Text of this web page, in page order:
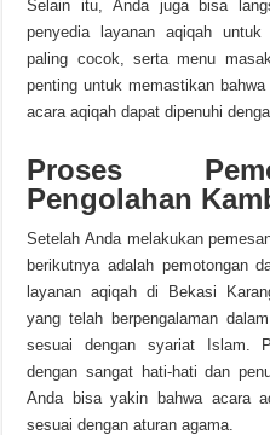
Selain itu, Anda juga bisa
penyedia layanan aqiqah
paling cocok, serta menu
penting untuk memastikan
acara aqiqah dapat dipenuhi
Proses
Pengolahan
Setelah Anda melakukan
berikutnya adalah pemotongan
layanan aqiqah di Bekasi
yang telah berpengalaman
sesuai dengan syariat Islam.
dengan sangat hati-hati dan
Anda bisa yakin bahwa acara
sesuai dengan aturan agama.